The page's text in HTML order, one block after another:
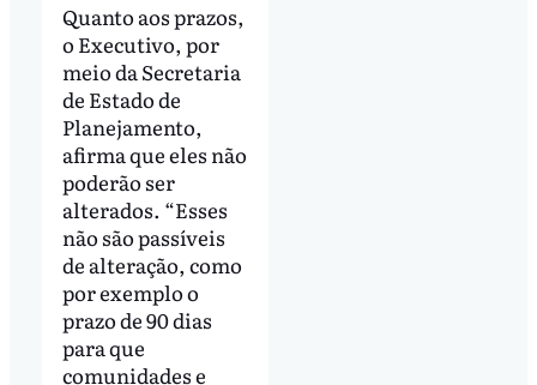
Quanto aos prazos,
o Executivo, por
meio da Secretaria
de Estado de
Planejamento,
afirma que eles não
poderão ser
alterados. “Esses
não são passíveis
de alteração, como
por exemplo o
prazo de 90 dias
para que
comunidades e